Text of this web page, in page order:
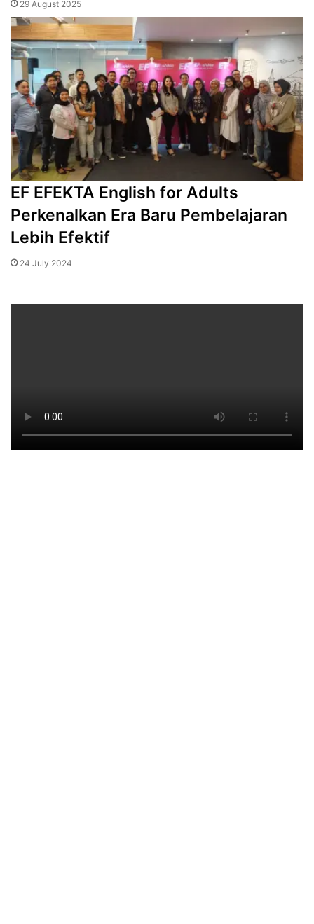
29 August 2025
EF EFEKTA English for Adults
Perkenalkan Era Baru Pembelajaran
Lebih Efektif
24 July 2024